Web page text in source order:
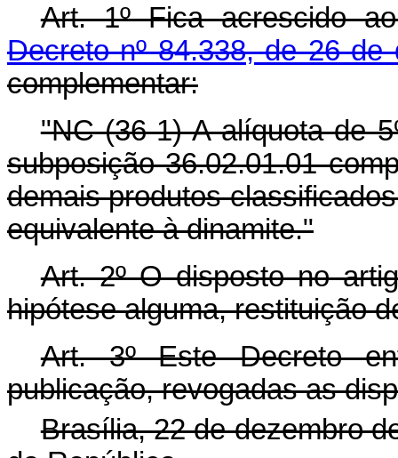
Art. 1º Fica acrescido
Decreto nº 84.338, de 26 de
complementar:
"NC (36-1) A alíquota de
subposição 36.02.01.01
demais produtos
equivalente à dinamite."
Art. 2º O disposto no
hipótese alguma, restituição
Art. 3º Este Decreto
publicação, revogadas as
Brasília, 22 de dezembro